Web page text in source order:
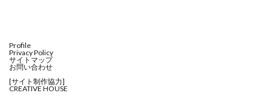
Profile
Privacy Policy
サイトマップ
お問い合わせ
[サイト制作協力]
CREATIVE HOUSE